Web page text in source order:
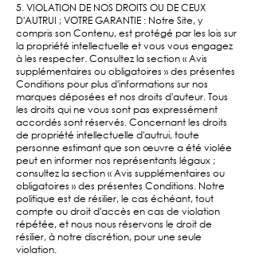
5. VIOLATION DE NOS DROITS OU DE CEUX
D'AUTRUI ; VOTRE GARANTIE : Notre Site, y
compris son Contenu, est protégé par les lois sur
la propriété intellectuelle et vous vous engagez
à les respecter. Consultez la section « Avis
supplémentaires ou obligatoires » des présentes
Conditions pour plus d'informations sur nos
marques déposées et nos droits d'auteur. Tous
les droits qui ne vous sont pas expressément
accordés sont réservés. Concernant les droits
de propriété intellectuelle d'autrui, toute
personne estimant que son œuvre a été violée
peut en informer nos représentants légaux ;
consultez la section « Avis supplémentaires ou
obligatoires » des présentes Conditions. Notre
politique est de résilier, le cas échéant, tout
compte ou droit d'accès en cas de violation
répétée, et nous nous réservons le droit de
résilier, à notre discrétion, pour une seule
violation.